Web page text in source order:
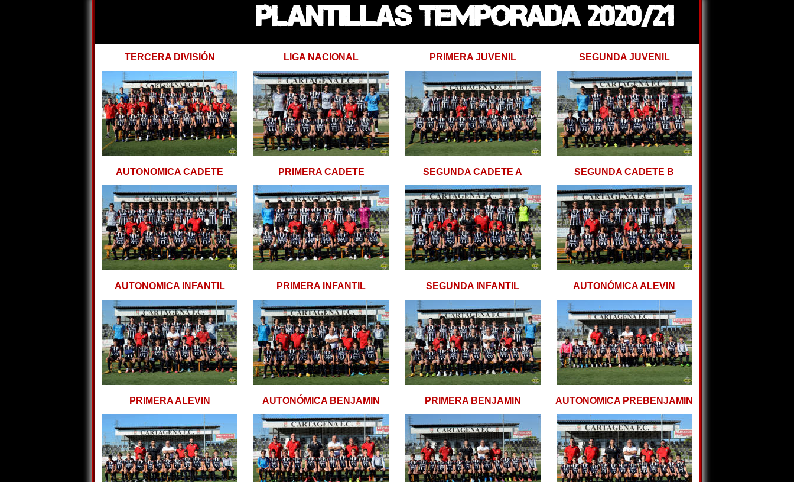
PLANTILLAS TEMPORADA 2020/21
TERCERA DIVISIÓN LIGA NACIONAL PRIMERA JUVENIL SEGUNDA JUVENIL
AUTONOMICA CADETE PRIMERA CADETE SEGUNDA CADETE A SEGUNDA CADETE B
AUTONOMICA INFANTIL PRIMERA INFANTIL SEGUNDA INFANTIL AUTONÓMICA ALEVIN
PRIMERA ALEVIN AUTONÓMICA BENJAMIN PRIMERA BENJAMIN AUTONOMICA PREBENJAMIN